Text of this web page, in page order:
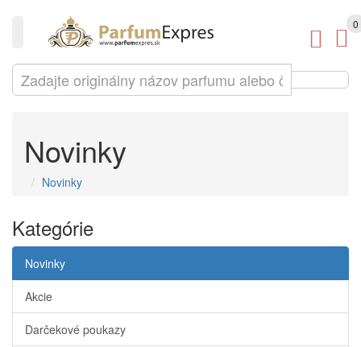
0
Novinky
Novinky
Kategórie
Novinky
Akcie
Darčekové poukazy